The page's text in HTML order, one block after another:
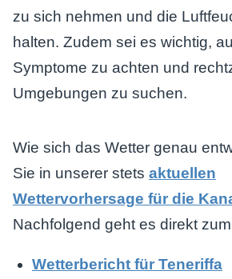
zu sich nehmen und die
halten. Zudem sei es wichtig,
Symptome zu achten und
Umgebungen zu suchen.
Wie sich das Wetter genau
Sie in unserer stets aktuellen
Wettervorhersage für die
Nachfolgend geht es direkt
Wetterbericht für Teneriffa